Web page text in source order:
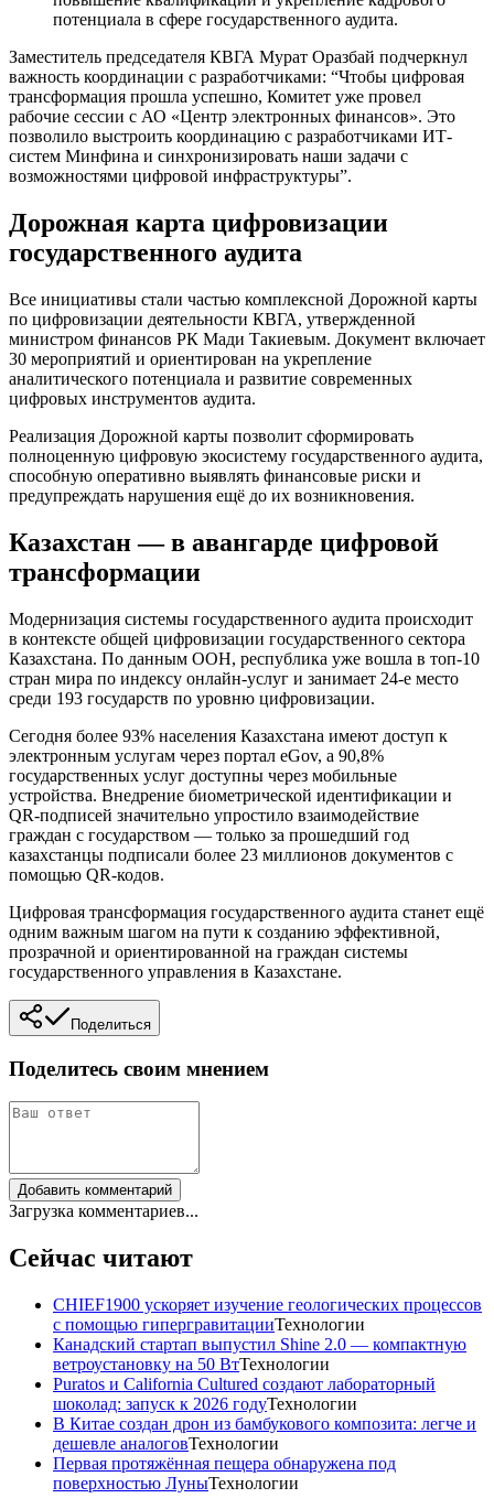
потенциала в сфере государственного аудита.
Заместитель председателя КВГА Мурат Оразбай подчеркнул
важность координации с разработчиками: “Чтобы цифровая
трансформация прошла успешно, Комитет уже провел
рабочие сессии с АО «Центр электронных финансов». Это
позволило выстроить координацию с разработчиками ИТ-
систем Минфина и синхронизировать наши задачи с
возможностями цифровой инфраструктуры”.
Дорожная карта цифровизации
государственного аудита
Все инициативы стали частью комплексной Дорожной карты
по цифровизации деятельности КВГА, утвержденной
министром финансов РК Мади Такиевым. Документ включает
30 мероприятий и ориентирован на укрепление
аналитического потенциала и развитие современных
цифровых инструментов аудита.
Реализация Дорожной карты позволит сформировать
полноценную цифровую экосистему государственного аудита,
способную оперативно выявлять финансовые риски и
предупреждать нарушения ещё до их возникновения.
Казахстан — в авангарде цифровой
трансформации
Модернизация системы государственного аудита происходит
в контексте общей цифровизации государственного сектора
Казахстана. По данным ООН, республика уже вошла в топ-10
стран мира по индексу онлайн-услуг и занимает 24-е место
среди 193 государств по уровню цифровизации.
Сегодня более 93% населения Казахстана имеют доступ к
электронным услугам через портал eGov, а 90,8%
государственных услуг доступны через мобильные
устройства. Внедрение биометрической идентификации и
QR-подписей значительно упростило взаимодействие
граждан с государством — только за прошедший год
казахстанцы подписали более 23 миллионов документов с
помощью QR-кодов.
Цифровая трансформация государственного аудита станет ещё
одним важным шагом на пути к созданию эффективной,
прозрачной и ориентированной на граждан системы
государственного управления в Казахстане.
Поделиться
Поделитесь своим мнением
Добавить комментарий
Загрузка комментариев...
Сейчас читают
CHIEF1900 ускоряет изучение геологических процессов
с помощью гипергравитацииТехнологии
Канадский стартап выпустил Shine 2.0 — компактную
ветроустановку на 50 ВтТехнологии
Puratos и California Cultured создают лабораторный
шоколад: запуск к 2026 годуТехнологии
В Китае создан дрон из бамбукового композита: легче и
дешевле аналоговТехнологии
Первая протяжённая пещера обнаружена под
поверхностью ЛуныТехнологии